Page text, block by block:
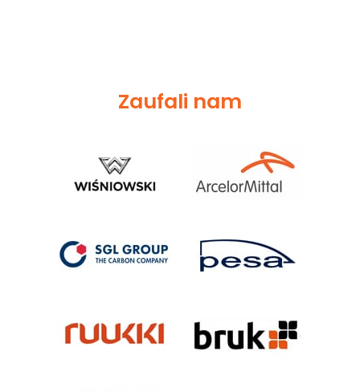
Zaufali nam